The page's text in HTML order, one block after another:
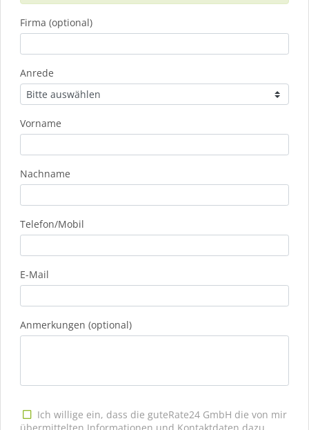
Firma (optional)
Anrede
Vorname
Nachname
Telefon/Mobil
E-Mail
Anmerkungen (optional)
Ich willige ein, dass die guteRate24 GmbH die von mir